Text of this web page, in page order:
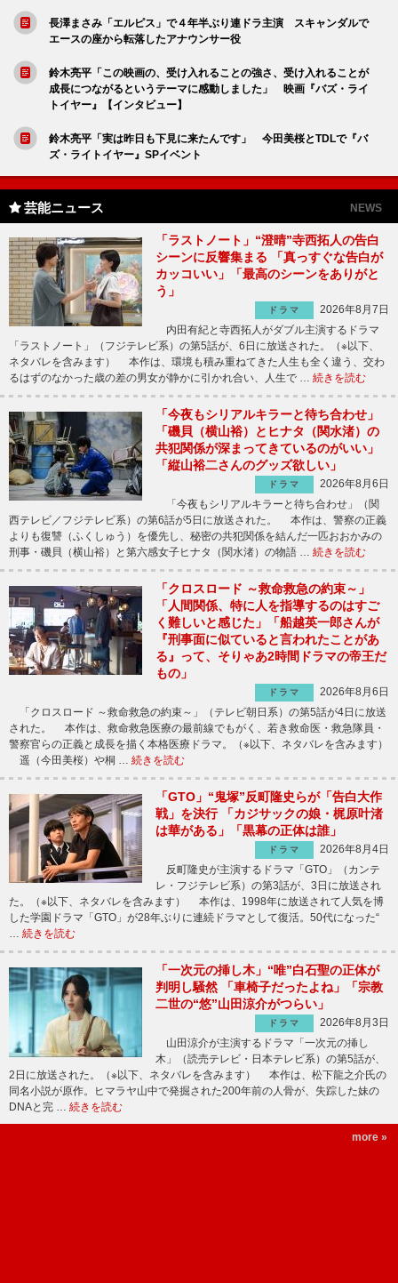
長澤まさみ「エルピス」で４年半ぶり連ドラ主演 スキャンダルで
エースの座から転落したアナウンサー役
鈴木亮平「この映画の、受け入れることの強さ、受け入れることが
成長につながるというテーマに感動しました」 映画『バズ・ライ
トイヤー』【インタビュー】
鈴木亮平「実は昨日も下見に来たんです」 今田美桜とTDLで『バ
ズ・ライトイヤー』SPイベント
芸能ニュース NEWS
「ラストノート」“澄晴”寺西拓人の告白
シーンに反響集まる 「真っすぐな告白が
カッコいい」「最高のシーンをありがと
う」
ドラマ
2026年8月7日
内田有紀と寺西拓人がダブル主演するドラマ
「ラストノート」（フジテレビ系）の第5話が、6日に放送された。（※以下、
ネタバレを含みます） 本作は、環境も積み重ねてきた人生も全く違う、交わ
るはずのなかった歳の差の男女が静かに引かれ合い、人生で … 続きを読む
「今夜もシリアルキラーと待ち合わせ」
「磯貝（横山裕）とヒナタ（関水渚）の
共犯関係が深まってきているのがいい」
「縦山裕二さんのグッズ欲しい」
ドラマ
2026年8月6日
「今夜もシリアルキラーと待ち合わせ」（関
西テレビ／フジテレビ系）の第6話が5日に放送された。 本作は、警察の正義
よりも復讐（ふくしゅう）を優先し、秘密の共犯関係を結んだ一匹おおかみの
刑事・磯貝（横山裕）と第六感女子ヒナタ（関水渚）の物語 … 続きを読む
「クロスロード ～救命救急の約束～」
「人間関係、特に人を指導するのはすご
く難しいと感じた」「船越英一郎さんが
『刑事面に似ていると言われたことがあ
る』って、そりゃあ2時間ドラマの帝王だ
もの」
ドラマ
2026年8月6日
「クロスロード ～救命救急の約束～」（テレビ朝日系）の第5話が4日に放送
された。 本作は、救命救急医療の最前線でもがく、若き救命医・救急隊員・
警察官らの正義と成長を描く本格医療ドラマ。（※以下、ネタバレを含みます）
遥（今田美桜）や桐 … 続きを読む
「GTO」“鬼塚”反町隆史らが「告白大作
戦」を決行 「カジサックの娘・梶原叶渚
は華がある」「黒幕の正体は誰」
ドラマ
2026年8月4日
反町隆史が主演するドラマ「GTO」（カンテ
レ・フジテレビ系）の第3話が、3日に放送され
た。（※以下、ネタバレを含みます） 本作は、1998年に放送されて人気を博
した学園ドラマ「GTO」が28年ぶりに連続ドラマとして復活。50代になった“
続きを読む
「一次元の挿し木」“唯”白石聖の正体が
判明し騒然 「車椅子だったよね」「宗教
二世の“悠”山田涼介がつらい」
ドラマ
2026年8月3日
山田涼介が主演するドラマ「一次元の挿し
木」（読売テレビ・日本テレビ系）の第5話が、
2日に放送された。（※以下、ネタバレを含みます） 本作は、松下龍之介氏の
同名小説が原作。ヒマラヤ山中で発掘された200年前の人骨が、失踪した妹の
DNAと完 … 続きを読む
more »